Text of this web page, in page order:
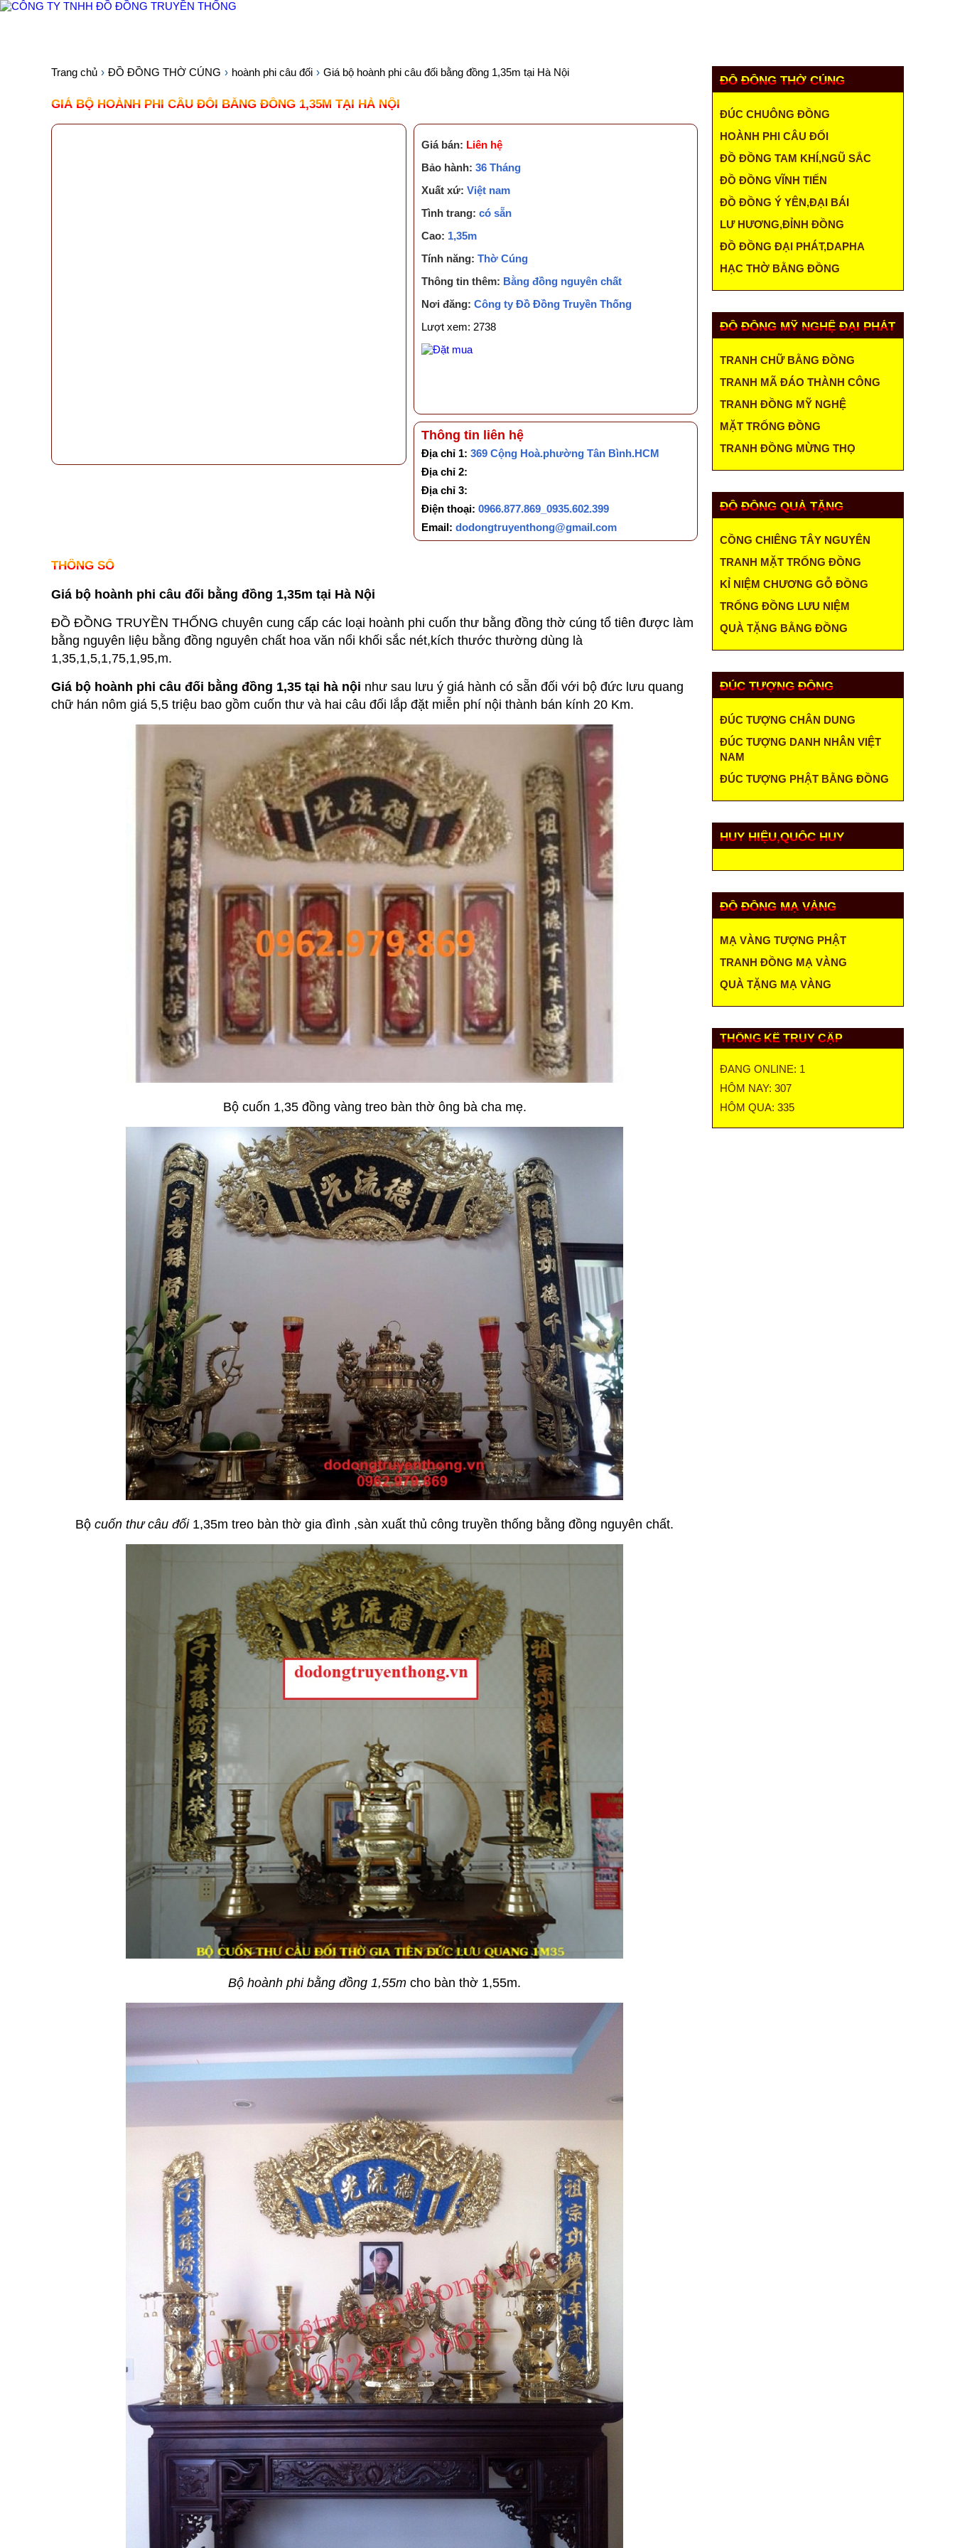
Trang chủ ĐỒ ĐỒNG THỜ CÚNG hoành phi câu đối Giá bộ hoành phi câu đối bằng đồng 1,35m tại Hà Nội
GIÁ BỘ HOÀNH PHI CÂU ĐỐI BẰNG ĐỒNG 1,35M TẠI HÀ NỘI
Giá bán: Liên hệ
Bảo hành: 36 Tháng
Xuất xứ: Việt nam
Tình trang: có sẵn
Cao: 1,35m
Tính năng: Thờ Cúng
Thông tin thêm: Bằng đồng nguyên chất
Nơi đăng: Công ty Đồ Đồng Truyền Thống
Lượt xem: 2738
Thông tin liên hệ
Địa chỉ 1: 369 Cộng Hoà.phường Tân Bình.HCM
Địa chỉ 2:
Địa chỉ 3:
Điện thoại: 0966.877.869_0935.602.399
Email: dodongtruyenthong@gmail.com
THÔNG SỐ
Giá bộ hoành phi câu đối bằng đồng 1,35m tại Hà Nội
ĐỒ ĐỒNG TRUYỀN THỐNG chuyên cung cấp các loại hoành phi cuốn thư bằng đồng thờ cúng tổ tiên được làm
bằng nguyên liệu bằng đồng nguyên chất hoa văn nổi khối sắc nét,kích thước thường dùng là
1,35,1,5,1,75,1,95,m.
Giá bộ hoành phi câu đối bằng đồng 1,35 tại hà nội như sau lưu ý giá hành có sẵn đối với bộ đức lưu quang
chữ hán nôm giá 5,5 triệu bao gồm cuốn thư và hai câu đối lắp đặt miễn phí nội thành bán kính 20 Km.
Bộ cuốn 1,35 đồng vàng treo bàn thờ ông bà cha mẹ.
Bộ cuốn thư câu đối1,35m treo bàn thờ gia đình ,sàn xuất thủ công truyền thống bằng đồng nguyên chất.
Bộ hoành phi bằng đồng 1,55m cho bàn thờ 1,55m.
ĐỒ ĐỒNG THỜ CÚNG
ĐÚC CHUÔNG ĐỒNG
HOÀNH PHI CÂU ĐỐI
ĐỒ ĐỒNG TAM KHÍ,NGŨ SẮC
ĐỒ ĐỒNG VĨNH TIẾN
ĐỒ ĐỒNG Ý YÊN,ĐẠI BÁI
LƯ HƯƠNG,ĐỈNH ĐỒNG
ĐỒ ĐỒNG ĐẠI PHÁT,DAPHA
HẠC THỜ BẰNG ĐỒNG
ĐỒ ĐỒNG MỸ NGHỆ ĐẠI PHÁT
TRANH CHỮ BẰNG ĐỒNG
TRANH MÃ ĐÁO THÀNH CÔNG
TRANH ĐỒNG MỸ NGHỆ
MẶT TRỐNG ĐỒNG
TRANH ĐỒNG MỪNG THỌ
ĐỒ ĐỒNG QUÀ TẶNG
CỒNG CHIÊNG TÂY NGUYÊN
TRANH MẶT TRỐNG ĐỒNG
KỈ NIỆM CHƯƠNG GỖ ĐỒNG
TRỐNG ĐỒNG LƯU NIỆM
QUÀ TẶNG BẰNG ĐỒNG
ĐÚC TƯỢNG ĐỒNG
ĐÚC TƯỢNG CHÂN DUNG
ĐÚC TƯỢNG DANH NHÂN VIỆT
NAM
ĐÚC TƯỢNG PHẬT BẰNG ĐỒNG
HUY HIỆU,QUỐC HUY
ĐỒ ĐỒNG MẠ VÀNG
MẠ VÀNG TƯỢNG PHẬT
TRANH ĐỒNG MẠ VÀNG
QUÀ TẶNG MẠ VÀNG
THỐNG KÊ TRUY CẬP
ĐANG ONLINE: 1
HÔM NAY: 307
HÔM QUA: 335